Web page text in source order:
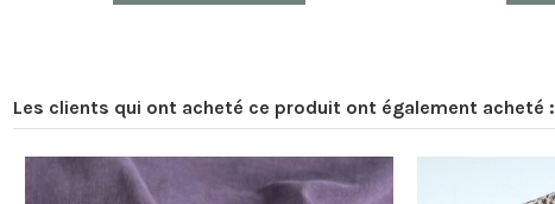
Les clients qui ont acheté ce produit ont également acheté :